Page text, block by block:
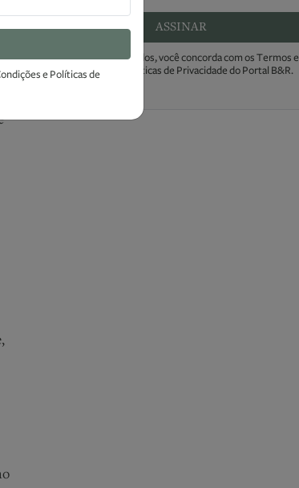
ASSINAR
Ao enviar seus dados, você concorda com os Termos e
Condições e Políticas de Privacidade do Portal B&R.
ePolíticas de